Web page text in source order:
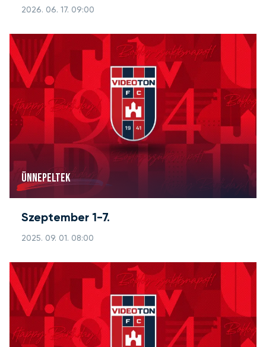
2026. 06. 17. 09:00
ÜNNEPELTEK
Szeptember 1-7.
2025. 09. 01. 08:00